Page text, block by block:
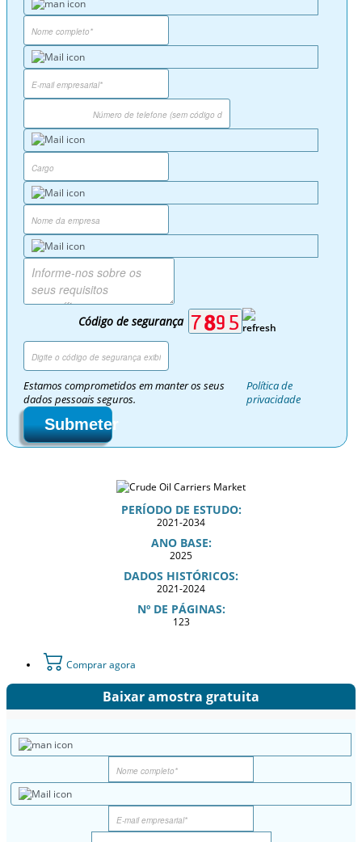
Código de segurança
Estamos comprometidos em manter os seus
dados pessoais seguros.
Política de
privacidade
Submeter
PERÍODO DE ESTUDO:
2021-2034
ANO BASE:
2025
DADOS HISTÓRICOS:
2021-2024
Nº DE PÁGINAS:
123
Comprar agora
Baixar amostra gratuita